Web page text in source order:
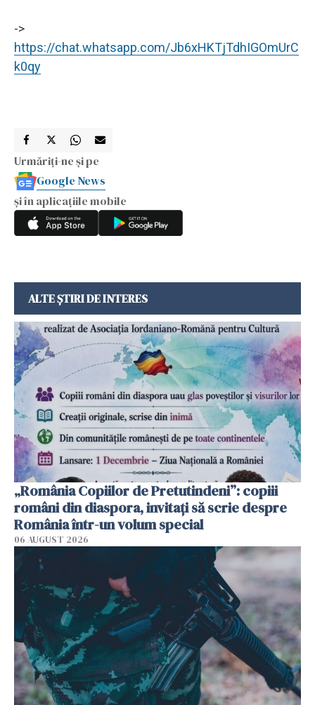
->
https://chat.whatsapp.com/Jb6xHKTjTdhIGOmUrC
k0qy
Urmăriți-ne și pe
Google News
și în aplicațiile mobile
ALTE ȘTIRI DE INTERES
„România Copiilor de Pretutindeni”: copiii
români din diaspora, invitați să scrie despre
România într-un volum special
06 AUGUST 2026